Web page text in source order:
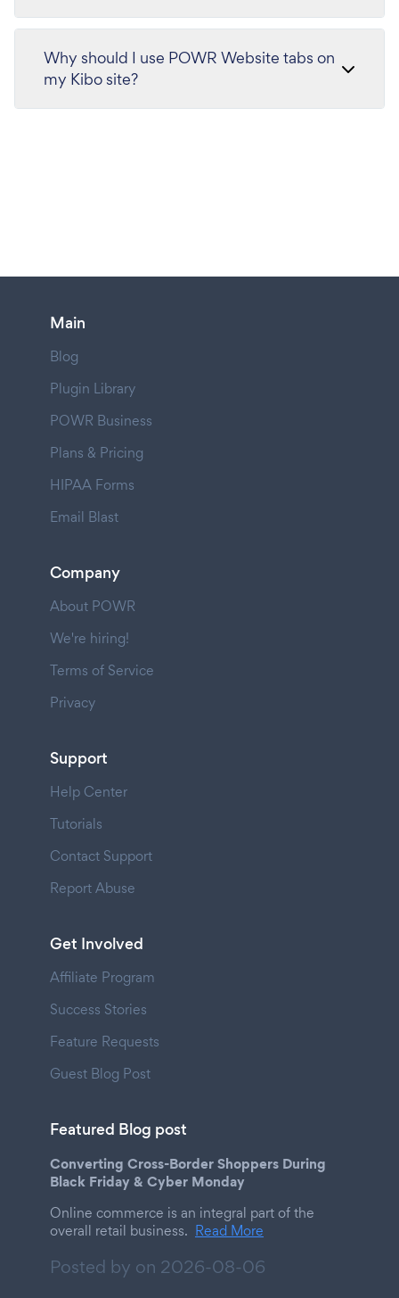
Why should I use POWR Website tabs on
my Kibo site?
Main
Blog
Plugin Library
POWR Business
Plans & Pricing
HIPAA Forms
Email Blast
Company
About POWR
We're hiring!
Terms of Service
Privacy
Support
Help Center
Tutorials
Contact Support
Report Abuse
Get Involved
Affiliate Program
Success Stories
Feature Requests
Guest Blog Post
Featured Blog post
Converting Cross-Border Shoppers During
Black Friday & Cyber Monday
Online commerce is an integral part of the
overall retail business. Read More
Posted by on 2026-08-06